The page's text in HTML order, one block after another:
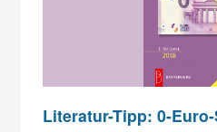
Literatur-Tipp: 0-